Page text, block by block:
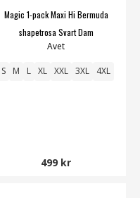
Magic 1-pack Maxi Hi Bermuda
shapetrosa Svart Dam
Avet
S M L XL XXL 3XL 4XL
499 kr